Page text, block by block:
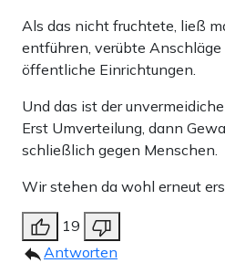
Als das nicht fruchtete, ließ
entführen, verübte Anschläge
öffentliche Einrichtungen.
Und das ist der
Erst Umverteilung, dann
schließlich gegen Menschen.
Wir stehen da wohl erneut
19
Antworten